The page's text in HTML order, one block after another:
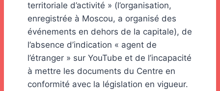
territoriale d’activité » (l’organisation,
enregistrée à Moscou, a organisé des
événements en dehors de la capitale), de
l’absence d’indication « agent de
l’étranger » sur YouTube et de l’incapacité
à mettre les documents du Centre en
conformité avec la législation en vigueur.